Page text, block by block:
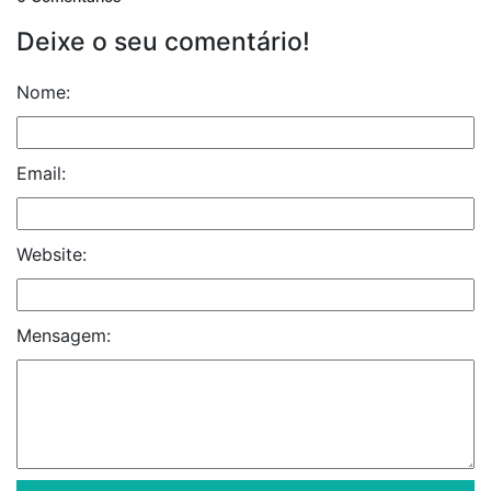
Deixe o seu comentário!
Nome:
Email:
Website:
Mensagem: